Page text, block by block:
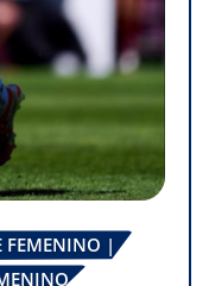
FEMENINO |